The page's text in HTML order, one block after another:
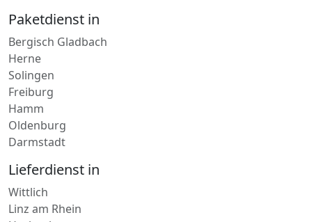
Sachsen
Paketdienst in
Bergisch Gladbach
Herne
Solingen
Freiburg
Hamm
Darmstadt
Lieferdienst in